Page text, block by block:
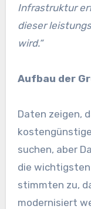
Infrastruktur
dieser
wird.“
Aufbau der
Daten zeigen,
suchen, aber
die wichtigsten
stimmten zu,
modernisiert